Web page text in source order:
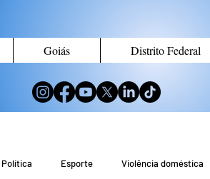
Goiás Distrito Federal
Política Esporte Violência doméstica